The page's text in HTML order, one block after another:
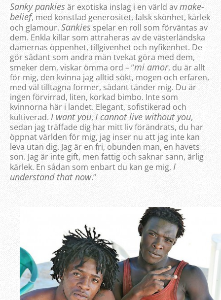
Sanky pankiesär exotiska inslag i en värld avmake-
belief, med konstlad generositet, falsk skönhet, kärlek
och glamour. Sankies spelar en roll som förväntas av
dem. Enkla killar som attraheras av de västerländska
damernas öppenhet, tillgivenhet och nyfikenhet. De
gör sådant som andra män tvekat göra med dem,
smeker dem, viskar ömma ord – ”mi amor, du är allt
för mig, den kvinna jag alltid sökt, mogen och erfaren,
med väl tilltagna former, sådant tänder mig. Du är
ingen förvirrad, liten, korkad bimbo. Inte som
kvinnorna här i landet. Elegant, sofistikerad och
kultiverad. I want you, I cannot live without you,
sedan jag träffade dig har mitt liv förändrats, du har
öppnat världen för mig, jag inser nu att jag inte kan
leva utan dig. Jag är en fri, obunden man, en havets
son. Jag är inte gift, men fattig och saknar sann, ärlig
kärlek. En sådan som enbart du kan ge mig, I
understand that now.”